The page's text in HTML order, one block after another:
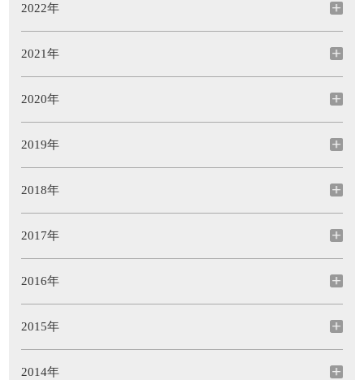
2022年
2021年
2020年
2019年
2018年
2017年
2016年
2015年
2014年